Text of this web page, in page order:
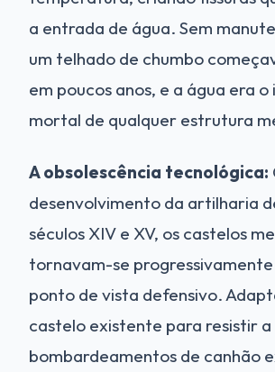
a entrada de água. Sem
um telhado de chumbo
em poucos anos, e a água era o
mortal de qualquer estrutura
A obsolescência tecnológica:
desenvolvimento da artilharia
séculos XIV e XV, os castelos
tornavam-se
ponto de vista defensivo.
castelo existente para resistir a
bombardeamentos de canhão